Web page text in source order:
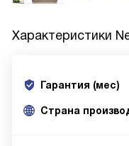
Характеристики
Гарантия (мес)
Страна